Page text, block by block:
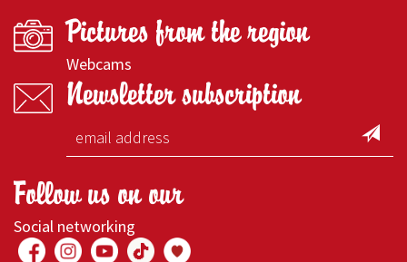
Pictures from the region
Webcams
Newsletter subscription
Follow us on our
Social networking